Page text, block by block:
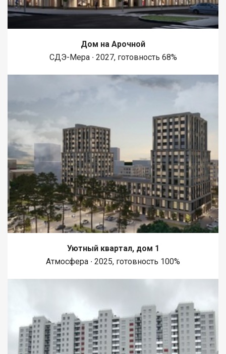
Дом на Арочной
СДЭ-Мера ∙ 2027, готовность 68%
Уютный квартал, дом 1
Атмосфера ∙ 2025, готовность 100%